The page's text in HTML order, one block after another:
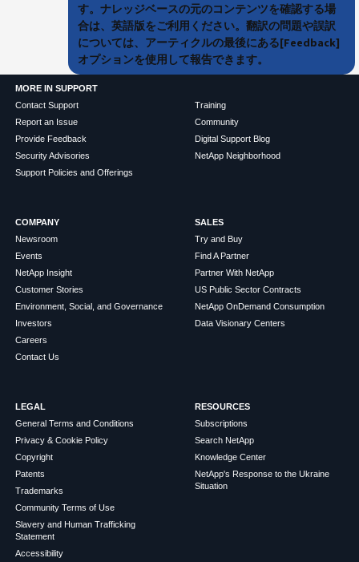
す。ナレッジベースの元のコンテンツを確認する場
合は、英語版をご利用ください。翻訳の問題や誤訳
については、アーティクルの最後にある[Feedback]
オプションを使用して報告できます。
MORE IN SUPPORT
Contact Support
Report an Issue
Provide Feedback
Security Advisories
Support Policies and Offerings
Training
Community
Digital Support Blog
NetApp Neighborhood
COMPANY
Newsroom
Events
NetApp Insight
Customer Stories
Environment, Social, and Governance
Investors
Careers
Contact Us
SALES
Try and Buy
Find A Partner
Partner With NetApp
US Public Sector Contracts
NetApp OnDemand Consumption
Data Visionary Centers
LEGAL
General Terms and Conditions
Privacy & Cookie Policy
Copyright
Patents
Trademarks
Community Terms of Use
Slavery and Human Trafficking
Statement
Accessibility
RESOURCES
Subscriptions
Search NetApp
Knowledge Center
NetApp's Response to the Ukraine
Situation